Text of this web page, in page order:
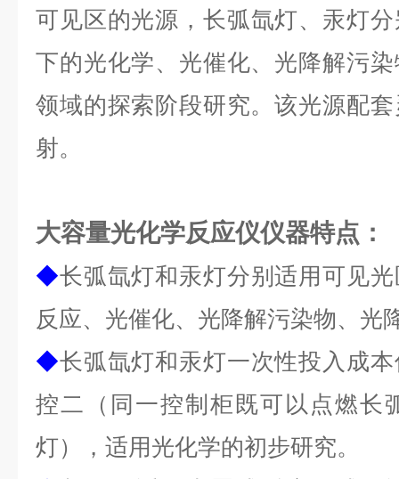
可见区的光源， 长弧氙灯、汞灯
下的光化学、光催化、光降解污
领域的探索阶段研究。该光源配
射。
大容量光化学反应仪仪器特点 ：
◆长弧氙灯和汞灯分别适用可见
反应、光催化、光降解污染物、光
◆长弧氙灯和汞灯一次性投入 成
控二（同一控制柜既可以点燃长
灯）， 适用光化学的初步研究。